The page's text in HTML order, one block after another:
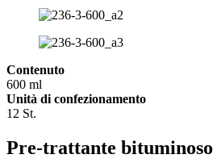
Contenuto
600 ml
Unità di confezionamento
12 St.
Pre-trattante bituminoso